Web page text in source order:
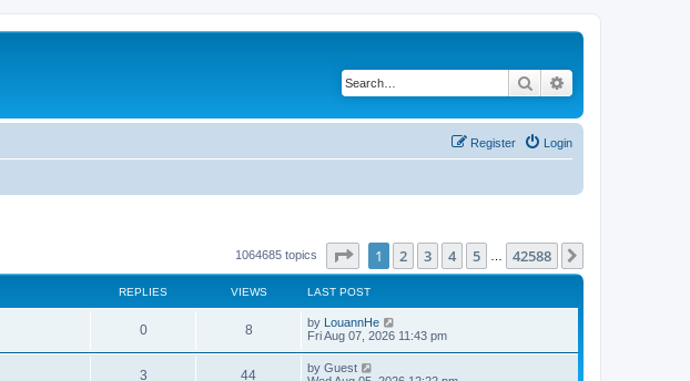
Search
Login
Register
1064685 topics Page of 42588
1 2 3 4 5 42588
REPLIES VIEWS LAST POST
0 8 by LouannHe
Fri Aug 07, 2026 11:43 pm
3 44 by Guest